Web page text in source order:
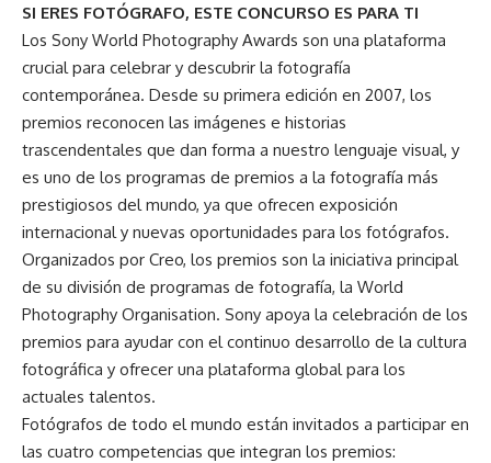
SI ERES FOTÓGRAFO, ESTE CONCURSO ES PARA TI
Los Sony World Photography Awards son una plataforma
crucial para celebrar y descubrir la fotografía
contemporánea. Desde su primera edición en 2007, los
premios reconocen las imágenes e historias
trascendentales que dan forma a nuestro lenguaje visual, y
es uno de los programas de premios a la fotografía más
prestigiosos del mundo, ya que ofrecen exposición
internacional y nuevas oportunidades para los fotógrafos.
Organizados por Creo, los premios son la iniciativa principal
de su división de programas de fotografía, la World
Photography Organisation. Sony apoya la celebración de los
premios para ayudar con el continuo desarrollo de la cultura
fotográfica y ofrecer una plataforma global para los
actuales talentos.
Fotógrafos de todo el mundo están invitados a participar en
las cuatro competencias que integran los premios: